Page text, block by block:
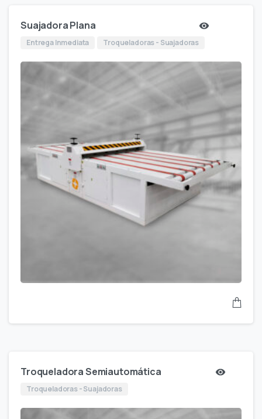
Suajadora Plana
Entrega Inmediata Troqueladoras - Suajadoras
Troqueladora Semiautomática
Troqueladoras - Suajadoras